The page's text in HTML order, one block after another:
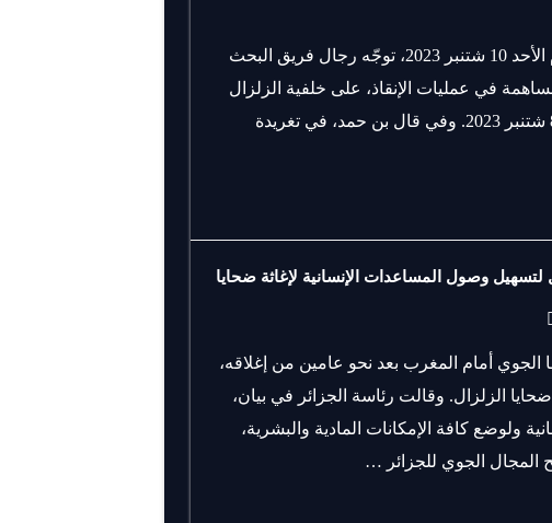
أعلن وزير الداخلية القطري، خليفة بن حمد، اليوم الأحد 10 شتنبر 2023، توجّه رجال فريق البحث
في عمليات الإنقاذ، على خلفية الزلزال
الذي ضرب عدة مناطق في البلاد مساء الجمعة 8 شتنبر 2023. وفي قال بن حمد، في تغريدة
لتسهيل وصول المساعدات الإنسانية لإغاثة ضحايا
الجوي أمام المغرب بعد نحو عامين من إغلاقه،
الزلزال. وقالت رئاسة الجزائر في بيان،
ولوضع كافة الإمكانات المادية والبشرية،
الجوي للجزائر …